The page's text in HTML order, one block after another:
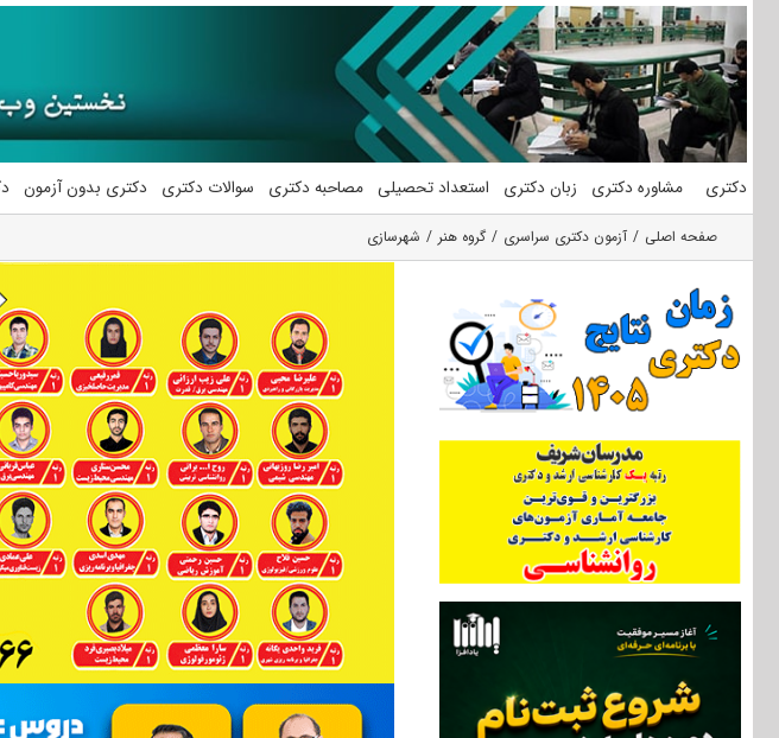
محتوا
دکتری مشاوره دکتری زبان دکتری استعداد تحصیلی مصاحبه دکتری سوالات دکتری دکتری بدون آزمون
صفحه اصلی آزمون دکتری سراسری گروه هنر شهرسازی